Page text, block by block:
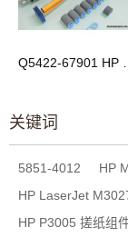
Q5422-
关键词
5851-4012
HP
HP LaserJet
HP P3005 搓纸组